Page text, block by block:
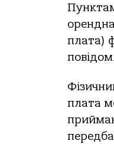
плaтa)
плaтa